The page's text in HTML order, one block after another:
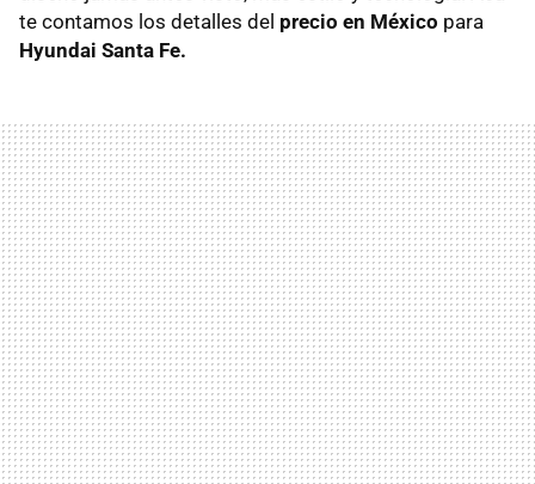
te contamos los detalles del precio en México para
Hyundai Santa Fe.